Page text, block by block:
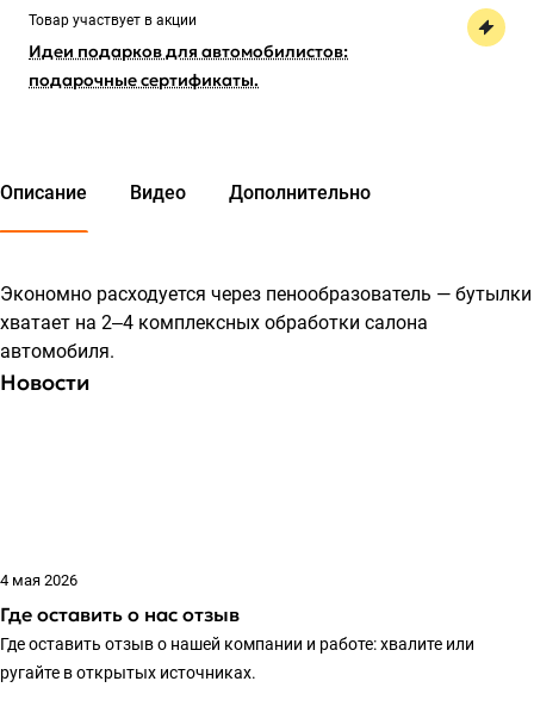
Товар участвует в акции
Идеи подарков для автомобилистов:
подарочные сертификаты.
Описание Видео Дополнительно
Экономно расходуется через пенообразователь — бутылки
хватает на 2‒4 комплексных обработки салона
автомобиля.
Новости
4 мая 2026
Где оставить о нас отзыв
Где оставить отзыв о нашей компании и работе: хвалите или
ругайте в открытых источниках.